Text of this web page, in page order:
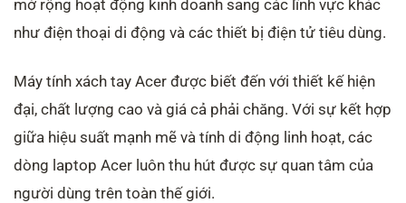
mở rộng hoạt động kinh doanh sang các lĩnh vực khác
như điện thoại di động và các thiết bị điện tử tiêu dùng.
Máy tính xách tay Acer được biết đến với thiết kế hiện
đại, chất lượng cao và giá cả phải chăng. Với sự kết hợp
giữa hiệu suất mạnh mẽ và tính di động linh hoạt, các
dòng laptop Acer luôn thu hút được sự quan tâm của
người dùng trên toàn thế giới.